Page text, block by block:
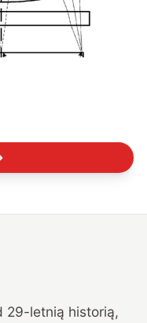
29-letnią historią,